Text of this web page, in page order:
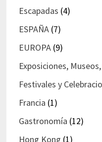
Escapadas (4)
ESPAÑA(7)
EUROPA(9)
Exposiciones,
Festivales y
Francia (1)
Gastronomía (12)
Hong Kong (1)